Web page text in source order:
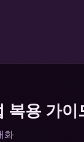
복용 가이
화